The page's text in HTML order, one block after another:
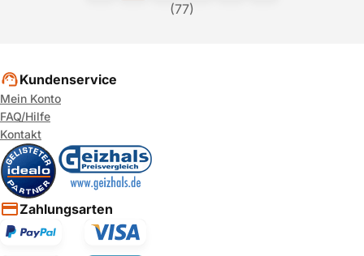
(77)
Kundenservice
Mein Konto
FAQ/Hilfe
Kontakt
Zahlungsarten